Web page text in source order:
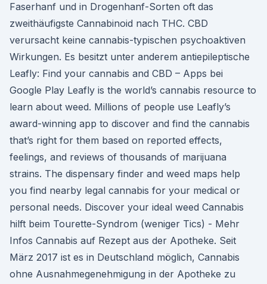
Faserhanf und in Drogenhanf-Sorten oft das
zweithäufigste Cannabinoid nach THC. CBD
verursacht keine cannabis-typischen psychoaktiven
Wirkungen. Es besitzt unter anderem antiepileptische
Leafly: Find your cannabis and CBD – Apps bei
Google Play Leafly is the world’s cannabis resource to
learn about weed. Millions of people use Leafly’s
award-winning app to discover and find the cannabis
that’s right for them based on reported effects,
feelings, and reviews of thousands of marijuana
strains. The dispensary finder and weed maps help
you find nearby legal cannabis for your medical or
personal needs. Discover your ideal weed Cannabis
hilft beim Tourette-Syndrom (weniger Tics) - Mehr
Infos Cannabis auf Rezept aus der Apotheke. Seit
März 2017 ist es in Deutschland möglich, Cannabis
ohne Ausnahmegenehmigung in der Apotheke zu